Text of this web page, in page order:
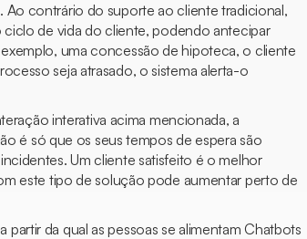
contrário do suporte ao cliente tradicional,
de vida do cliente, podendo antecipar
uma concessão de hipoteca, o cliente
seja atrasado, o sistema alerta-o
interativa acima mencionada, a
é só que os seus tempos de espera são
Um cliente satisfeito é o melhor
este tipo de solução pode aumentar perto de
da qual as pessoas se alimentam Chatbots